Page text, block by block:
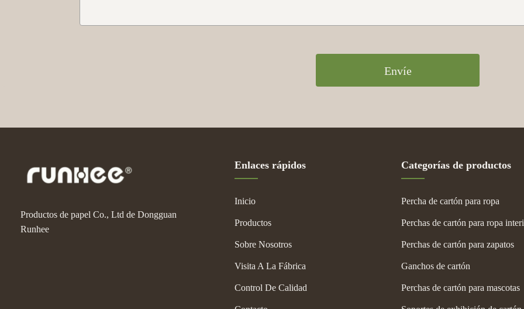
Envíe
Productos de papel Co., Ltd de Dongguan
Runhee
Enlaces rápidos
Inicio
Productos
Sobre Nosotros
Visita A La Fábrica
Control De Calidad
Categorías de productos
Percha de cartón para ropa
Perchas de cartón para ropa
Perchas de cartón para zapatos
Ganchos de cartón
Perchas de cartón para mascotas